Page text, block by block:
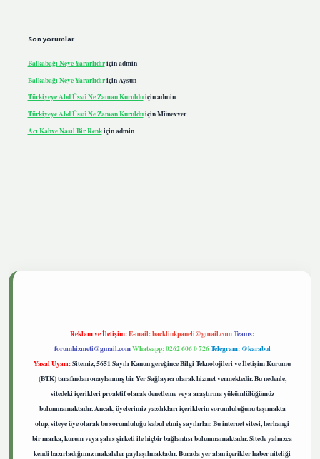
Son yorumlar
Balkabağı Neye Yararlıdıriçinadmin
Balkabağı Neye Yararlıdıriçin Aysun
Türkiyeye Abd Üssü Ne Zaman Kurulduiçinadmin
Türkiyeye Abd Üssü Ne Zaman KurulduiçinMünevver
Acı Kahve Nasıl Bir Renkiçinadmin
Reklam ve İletişim:E-mail:backlinkpaneli@gmail.comTeams:
forumhizmeti@gmail.comWhatsapp: 0262 606 0 726Telegram: @karabul
Yasal Uyarı:Sitemiz, 5651 Sayılı Kanun gereğince Bilgi Teknolojileri ve İletişim Kurumu
(BTK) tarafından onaylanmış bir Yer Sağlayıcı olarak hizmet vermektedir. Bu nedenle,
sitedeki içerikleri proaktif olarak denetleme veya araştırma yükümlülüğümüz
bulunmamaktadır. Ancak, üyelerimiz yazdıkları içeriklerin sorumluluğunu taşımakta
olup, siteye üye olarak bu sorumluluğu kabul etmiş sayılırlar. Bu internet sitesi, herhangi
bir marka, kurum veya şahıs şirketi ile hiçbir bağlantısı bulunmamaktadır. Sitede yalnızca
kendi hazırladığımız makaleler paylaşılmaktadır. Burada yer alan içerikler haber niteliği